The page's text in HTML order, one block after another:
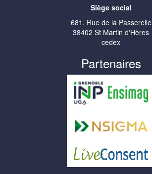
Siège social
681, Rue de la Passerelle
38402 St Martin d'Hères
cedex
Partenaires